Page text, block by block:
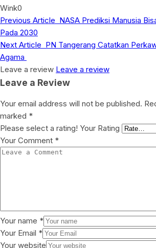
Wink0
Previous Article NASA Prediksi Manusia
Pada 2030
Next Article PN Tangerang Catatkan
Agama
Leave a review Leave a review
Leave a Review
Your email address will not be published.
marked *
Please select a rating! Your Rating
Your Comment *
Your name *
Your Email *
Your website